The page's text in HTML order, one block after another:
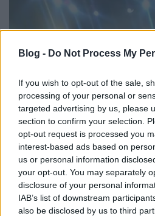
Blog - Do Not Process My
If you wish to opt-out of the sale,
processing of your personal or
targeted advertising by us, please
section to confirm your selection.
opt-out request is processed you
interest-based ads based on
us or personal information
your opt-out. You may separately
disclosure of your personal
IAB’s list of downstream
also be disclosed by us to third
Szétverték a
Indiában
Lángoló Gitárok•2011. október 28.